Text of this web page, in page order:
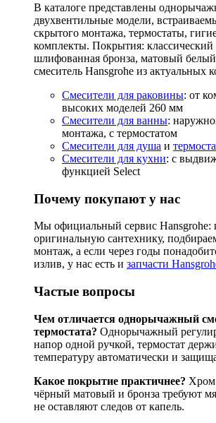
В каталоге представлены
двухвентильные модели,
скрытого монтажа, термостаты,
комплекты. Покрытия: классический
шлифованная бронза, матовый
смеситель Hansgrohe из актуальных
Смесители для раковины: от
высоких моделей 260 мм
Смесители для ванны:
монтажа, с термостатом
Смесители для душа и
Смесители для кухни: с
функцией Select
Почему покупают у нас
Мы официальный сервис Hansgrohe:
оригинальную сантехнику,
монтаж, а если через годы
излив, у нас есть и запчасти
Частые вопросы
Чем отличается однорычажный
термостата? Однорычажный
напор одной ручкой, термостат
температуру автоматически и
Какое покрытие практичнее? Хром
чёрный матовый и бронза требуют
не оставляют следов от капель.